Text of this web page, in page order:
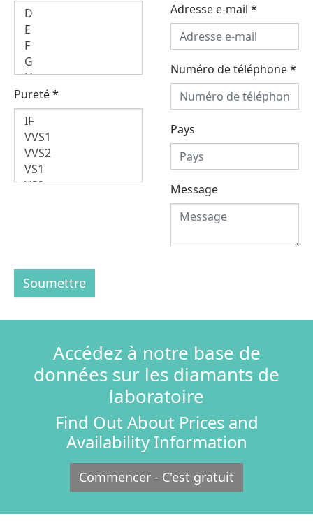
Pureté*
Adresse e-mail *
Numéro de téléphone*
Pays
Message
Soumettre
Accédez à notre base de
données sur les diamants de
laboratoire
Find Out About Prices and
Availability Information
Commencer - C'est gratuit